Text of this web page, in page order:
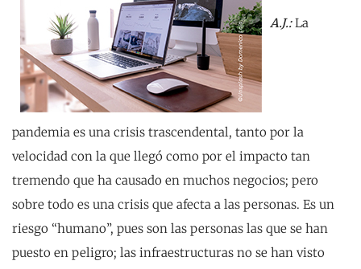
A.J.:La
pandemia es una crisis trascendental, tanto por la
velocidad con la que llegó como por el impacto tan
tremendo que ha causado en muchos negocios; pero
sobre todo es una crisis que afecta a las personas. Es un
riesgo “humano”, pues son las personas las que se han
puesto en peligro; las infraestructuras no se han visto